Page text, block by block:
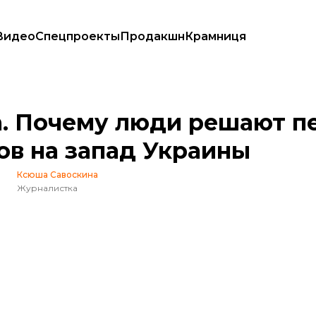
СпецпроектыПродакшнКрамниця
городов на запад Украины
Почему люди решают
на запад Украины
Ксюша Савоскина
Журналистка